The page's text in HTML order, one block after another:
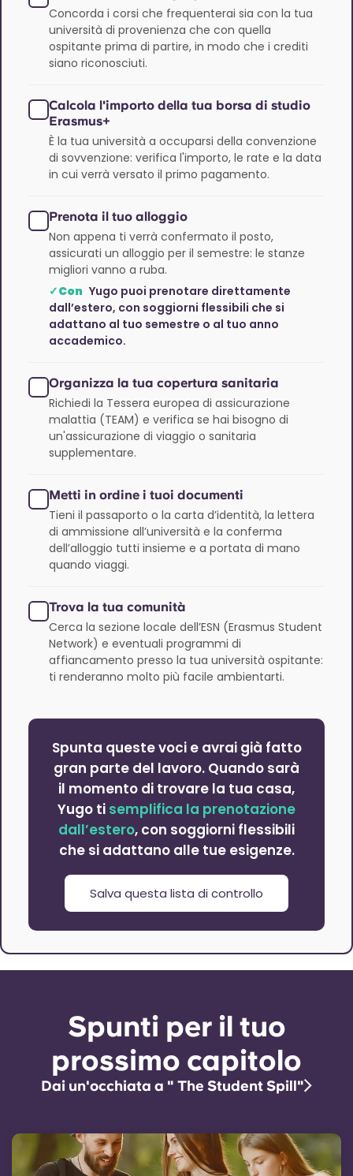
Concorda i corsi che frequenterai sia con la tua
università di provenienza che con quella
ospitante prima di partire, in modo che i crediti
siano riconosciuti.
Calcola l'importo della tua borsa di studio
Erasmus+
È la tua università a occuparsi della convenzione
di sovvenzione: verifica l'importo, le rate e la data
in cui verrà versato il primo pagamento.
Prenota il tuo alloggio
Non appena ti verrà confermato il posto,
assicurati un alloggio per il semestre: le stanze
migliori vanno a ruba.
✓Con Yugo puoi prenotare direttamente
dall’estero, con soggiorni flessibili che si
adattano al tuo semestre o al tuo anno
accademico.
Organizza la tua copertura sanitaria
Richiedi la Tessera europea di assicurazione
malattia (TEAM) e verifica se hai bisogno di
un'assicurazione di viaggio o sanitaria
supplementare.
Metti in ordine i tuoi documenti
Tieni il passaporto o la carta d’identità, la lettera
di ammissione all’università e la conferma
dell’alloggio tutti insieme e a portata di mano
quando viaggi.
Trova la tua comunità
Cerca la sezione locale dell’ESN (Erasmus Student
Network) e eventuali programmi di
affiancamento presso la tua università ospitante:
ti renderanno molto più facile ambientarti.
Spunta queste voci e avrai già fatto
gran parte del lavoro. Quando sarà
il momento di trovare la tua casa,
Yugo ti semplifica la prenotazione
dall’estero, con soggiorni flessibili
che si adattano alle tue esigenze.
Salva questa lista di controllo
Spunti per il tuo
prossimo capitolo
Dai un'occhiata a " The Student Spill"